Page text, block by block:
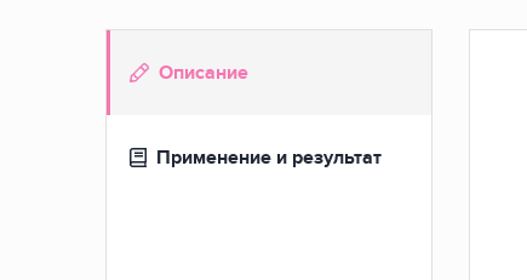
Описание
Применение и результат